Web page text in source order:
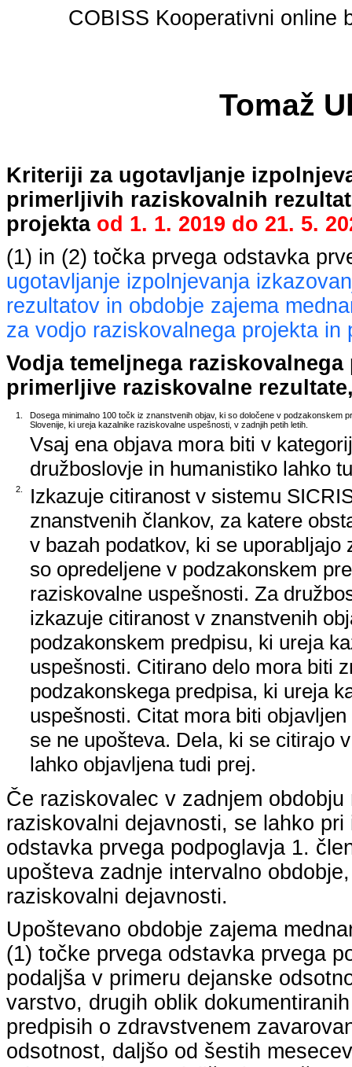
COBISS Kooperativni online
Tomaž
Kriteriji za ugotavljanje
primerljivih raziskovalnih
projekta od 1. 1. 2019 do 21. 5.
(1) in (2) točka prvega odstavka
ugotavljanje izpolnjevanja
rezultatov in obdobje zajema
za vodjo raziskovalnega projekta in
Vodja temeljnega
primerljive raziskovalne
1.
Dosega minimalno 100 točk iz znanstvenih objav, ki so določene v podzakonskem
Slovenije, ki ureja kazalnike raziskovalne uspešnosti, v zadnjih petih letih.
Vsaj ena objava mora biti v
družboslovje in humanistiko lahko
2.
Izkazuje citiranost v sistemu
znanstvenih člankov, za katere
v bazah podatkov, ki se
so opredeljene v podzakonskem
raziskovalne uspešnosti. Za
izkazuje citiranost v znanstvenih
podzakonskem predpisu, ki ureja
uspešnosti. Citirano delo mora biti
podzakonskega predpisa, ki ureja
uspešnosti. Citat mora biti
se ne upošteva. Dela, ki se citirajo
lahko objavljena tudi prej.
Če raziskovalec v zadnjem
raziskovalni dejavnosti, se lahko
odstavka prvega podpoglavja 1.
upošteva zadnje intervalno
raziskovalni dejavnosti.
Upoštevano obdobje zajema
(1) točke prvega odstavka prvega
podaljša v primeru dejanske
varstvo, drugih oblik
predpisih o zdravstvenem
odsotnost, daljšo od šestih